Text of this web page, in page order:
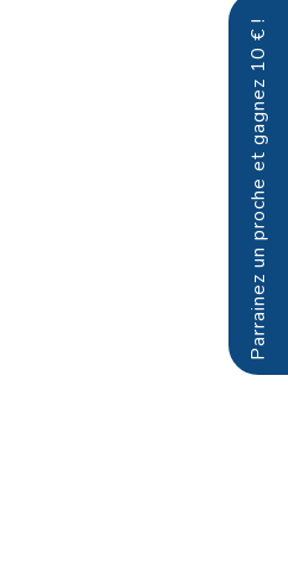
Parrainez un proche et gagnez 10 € !